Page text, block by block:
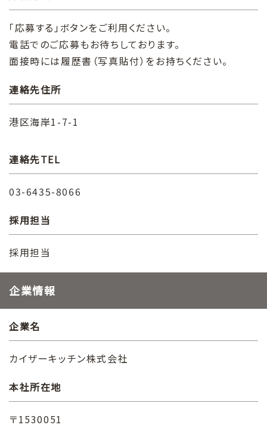
「応募する」ボタンをご利用ください。
電話でのご応募もお待ちしております。
面接時には履歴書（写真貼付）をお持ちください。
連絡先住所
港区海岸1-7-1
連絡先TEL
03-6435-8066
採用担当
採用担当
企業情報
企業名
カイザーキッチン株式会社
本社所在地
〒1530051